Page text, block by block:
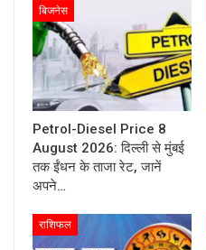
बिजनेस
Petrol-Diesel Price 8
August 2026: दिल्ली से मुंबई
तक ईंधन के ताजा रेट, जानें
अपने…
राशिफल